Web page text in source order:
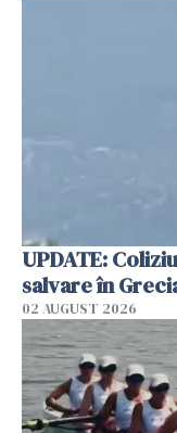
UPDATE:
salvare în
02 AUGUST 2026